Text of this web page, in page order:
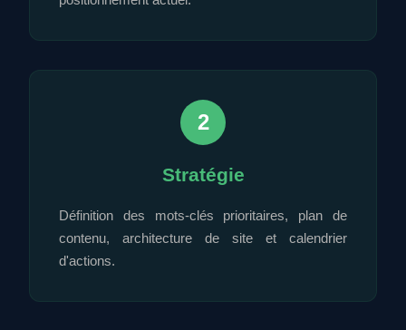
2
Stratégie
Définition des mots-clés prioritaires, plan de
contenu, architecture de site et calendrier
d'actions.